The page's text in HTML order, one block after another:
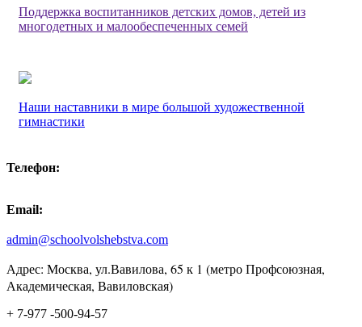
Поддержка воспитанников детских домов, детей из
многодетных и малообеспеченных семей
Наши наставники в мире большой художественной
гимнастики
Телефон:
Email:
admin@schoolvolshebstva.com
Адрес: Москва, ул.Вавилова, 65 к 1 (метро Профсоюзная,
Академическая, Вавиловская)
+ 7-977 -500-94-57